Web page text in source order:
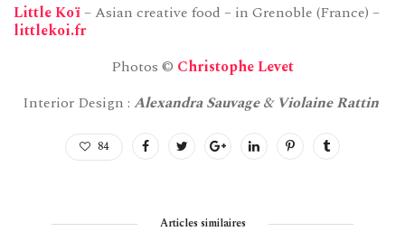
Little Koï – Asian creative food – in Grenoble (France) –
littlekoi.fr
Photos © Christophe Levet
Interior Design : Alexandra Sauvage& Violaine Rattin
84
Articles similaires